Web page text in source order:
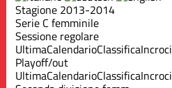
Stagione 2013-2014
Serie C femminile
Sessione regolare
UltimaCalendarioClassificaIncroci
Playoff/out
UltimaCalendarioClassificaIncroci